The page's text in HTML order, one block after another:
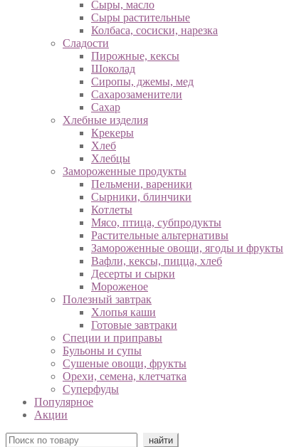
Сыры, масло
Сыры растительные
Колбаса, сосиски, нарезка
Сладости
Пирожные, кексы
Шоколад
Сиропы, джемы, мед
Сахарозаменители
Сахар
Хлебные изделия
Крекеры
Хлеб
Хлебцы
Замороженные продукты
Пельмени, вареники
Сырники, блинчики
Котлеты
Мясо, птица, субпродукты
Растительные альтернативы
Замороженные овощи, ягоды и фрукты
Вафли, кексы, пицца, хлеб
Десерты и сырки
Мороженое
Полезный завтрак
Хлопья каши
Готовые завтраки
Специи и приправы
Бульоны и супы
Сушеные овощи, фрукты
Орехи, семена, клетчатка
Суперфуды
Популярное
Акции